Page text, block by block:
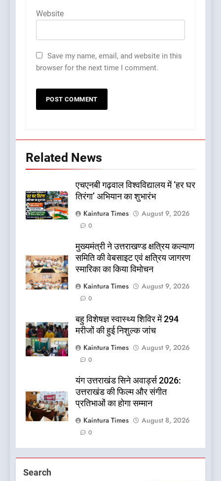
Website
Save my name, email, and website in this
browser for the next time I comment.
Related News
एचएनबी गढ़वाल विश्वविद्यालय में ‘हर घर
तिरंगा’ अभियान का शुभारंभ
Kaintura Times
August 9, 2026
0
मुख्यमंत्री ने उत्तराखण्ड क्षत्रिय कल्याण
समिति की वेबसाइट एवं क्षत्रिय जागरण
स्मारिका का किया विमोचन
Kaintura Times
August 9, 2026
0
बहु विशेषज्ञ स्वास्थ्य शिविर में 294
मरीजों की हुई निशुल्क जांच
Kaintura Times
August 9, 2026
0
यंग उत्तराखंड सिने अवार्ड्स 2026:
उत्तराखंड की फिल्म और संगीत
प्रतिभाओं का होगा सम्मान
Kaintura Times
August 8, 2026
0
Search